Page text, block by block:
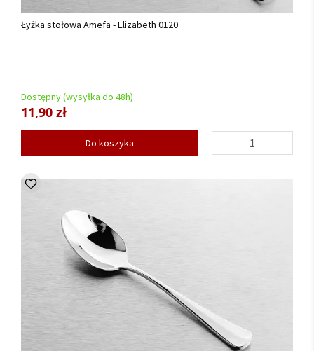
Łyżka stołowa Amefa - Elizabeth 0120
Dostępny (wysyłka do 48h)
11,90 zł
Do koszyka